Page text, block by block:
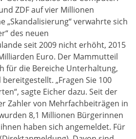
ZDF auf vier Millionen
„Skandalisierung“ verwahrte sich
des neuen
seit 2009 nicht erhöht, 2015
Euro. Der Mammutteil
für die Bereiche Unterhaltung,
„Fragen Sie 100
sagte Eicher dazu. Seit der
Zahler von Mehrfachbeiträgen in
8,1 Millionen Bürgerinnen
haben sich angemeldet. Für